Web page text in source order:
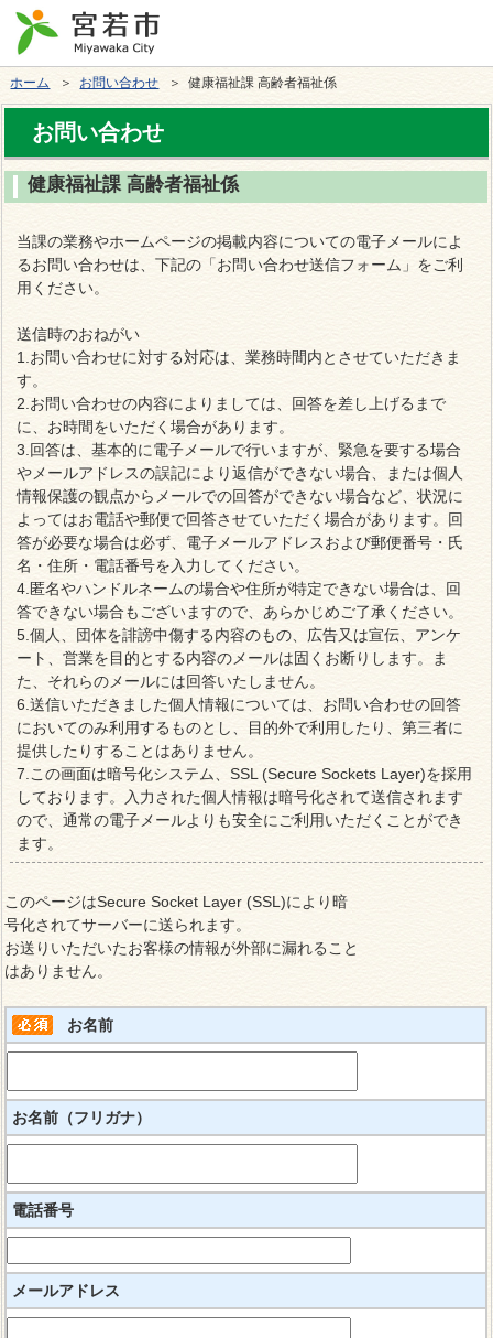
ホーム ＞ お問い合わせ ＞ 健康福祉課 高齢者福祉係
お問い合わせ
健康福祉課 高齢者福祉係
当課の業務やホームページの掲載内容についての電子メールによ
るお問い合わせは、下記の「お問い合わせ送信フォーム」をご利
用ください。
送信時のおねがい
1.お問い合わせに対する対応は、業務時間内とさせていただきま
す。
2.お問い合わせの内容によりましては、回答を差し上げるまで
に、お時間をいただく場合があります。
3.回答は、基本的に電子メールで行いますが、緊急を要する場合
やメールアドレスの誤記により返信ができない場合、または個人
情報保護の観点からメールでの回答ができない場合など、状況に
よってはお電話や郵便で回答させていただく場合があります。回
答が必要な場合は必ず、電子メールアドレスおよび郵便番号・氏
名・住所・電話番号を入力してください。
4.匿名やハンドルネームの場合や住所が特定できない場合は、回
答できない場合もございますので、あらかじめご了承ください。
5.個人、団体を誹謗中傷する内容のもの、広告又は宣伝、アンケ
ート、営業を目的とする内容のメールは固くお断りします。ま
た、それらのメールには回答いたしません。
6.送信いただきました個人情報については、お問い合わせの回答
においてのみ利用するものとし、目的外で利用したり、第三者に
提供したりすることはありません。
7.この画面は暗号化システム、SSL (Secure Sockets Layer)を採用
しております。入力された個人情報は暗号化されて送信されます
ので、通常の電子メールよりも安全にご利用いただくことができ
ます。
このページはSecure Socket Layer (SSL)により暗
号化されてサーバーに送られます。
お送りいただいたお客様の情報が外部に漏れること
はありません。
お名前
お名前（フリガナ）
電話番号
メールアドレス